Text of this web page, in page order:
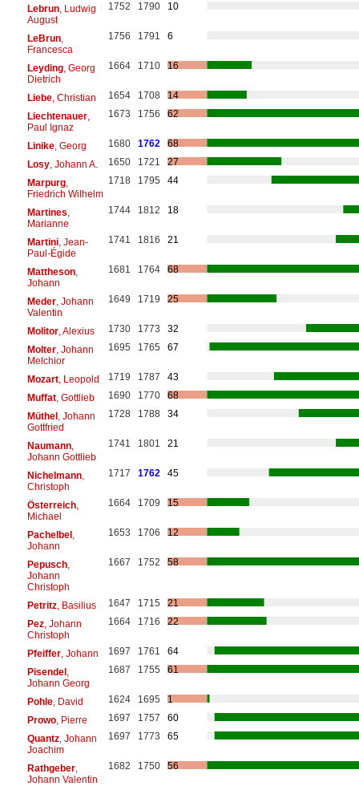
Lebrun, Ludwig
August
1752 1790 10
LeBrun,
Francesca
1756 1791 6
Leyding, Georg
Dietrich
1664 1710 16
Liebe, Christian 1654 1708
14
Liechtenauer,
Paul Ignaz
1673 1756 62
Linike, Georg 1680 1762
68
Losy, Johann A. 1650 1721
27
Marpurg,
Friedrich Wilhelm
1718 1795 44
Martines
Marianne
1744 1812 18
Martini, Jean-
Paul-Égide
1741 1816 21
Mattheson,
Johann
1681 1764 68
Meder, Johann
Valentin
1649 1719 25
Molitor, Alexius 1730 1773
32
Molter, Johann
Melchior
1695 1765 67
Mozart, Leopold 1719 1787
43
Muffat, Gottlieb 1690 1770
68
Müthel, Johann
Gottfried
1728 1788 34
Naumann,
Johann Gottlieb
1741 1801 21
Nichelmann,
Christoph
1717 1762 45
Österreich,
Michael
1664 1709 15
Pachelbel,
Johann
1653 1706 12
Pepusch,
Johann
Christoph
1667 1752 58
Petritz, Basilius 1647 1715
21
Pez, Johann
Christoph
1664 1716 22
Pfeiffer, Johann 1697 1761
64
Pisendel,
Johann Georg
1687 1755 61
Pohle, David 1624 1695
1
Prowo, Pierre 1697 1757
60
Quantz, Johann
Joachim
1697 1773 65
Rathgeber,
Johann Valentin
1682 1750 56